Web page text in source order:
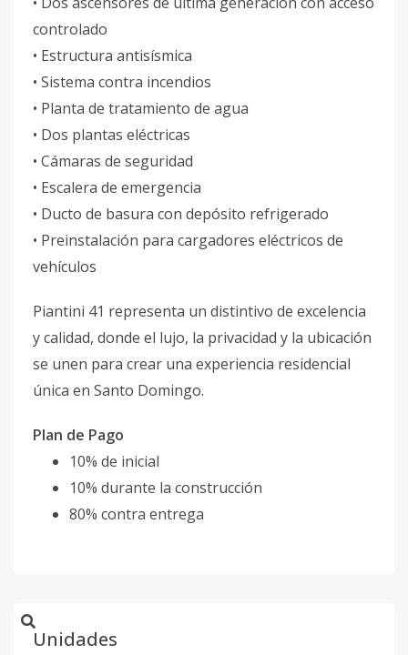
controlado
• Estructura antisísmica
• Sistema contra incendios
• Planta de tratamiento de agua
• Dos plantas eléctricas
• Cámaras de seguridad
• Escalera de emergencia
• Ducto de basura con depósito refrigerado
• Preinstalación para cargadores eléctricos de
vehículos
Piantini 41 representa un distintivo de excelencia
y calidad, donde el lujo, la privacidad y la ubicación
se unen para crear una experiencia residencial
única en Santo Domingo.
Plan de Pago
10% de inicial
10% durante la construcción
80% contra entrega
Unidades